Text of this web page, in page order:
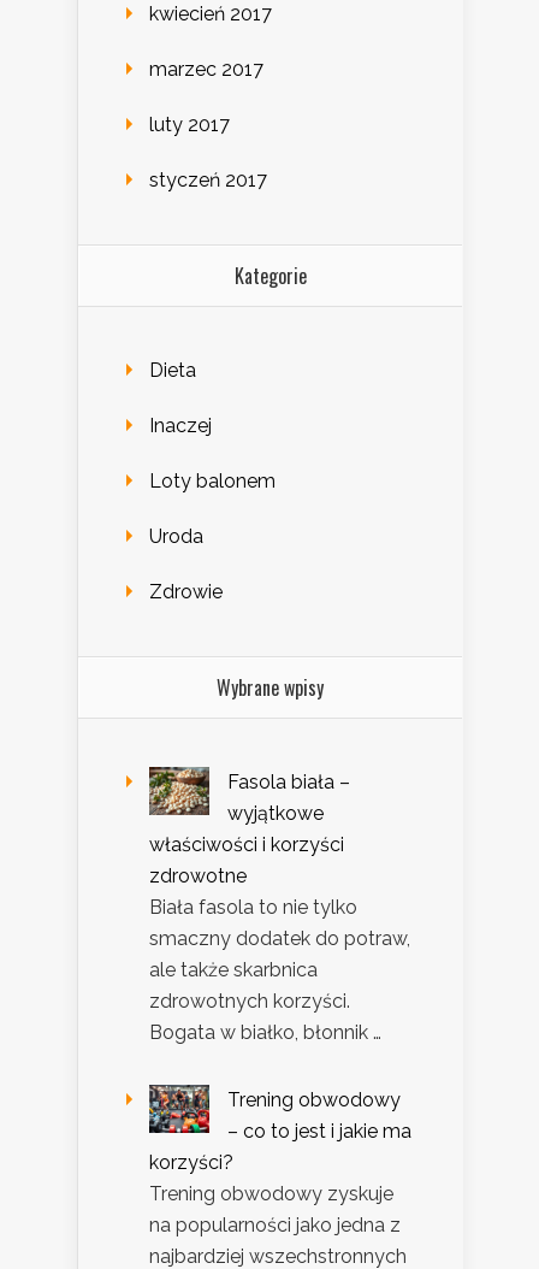
kwiecień 2017
marzec 2017
luty 2017
styczeń 2017
Kategorie
Dieta
Inaczej
Loty balonem
Uroda
Zdrowie
Wybrane wpisy
Fasola biała –
wyjątkowe
właściwości i korzyści
zdrowotne
Biała fasola to nie tylko
smaczny dodatek do potraw,
ale także skarbnica
zdrowotnych korzyści.
Bogata w białko, błonnik …
Trening obwodowy
– co to jest i jakie ma
korzyści?
Trening obwodowy zyskuje
na popularności jako jedna z
najbardziej wszechstronnych